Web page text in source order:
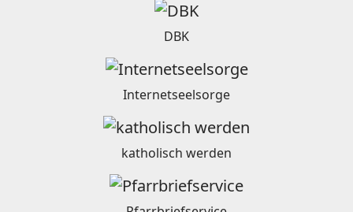
DBK
Internetseelsorge
katholisch werden